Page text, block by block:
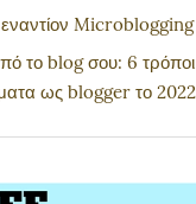
Microblogging
το blog σου: 6 τρόποι
ως blogger το 2022